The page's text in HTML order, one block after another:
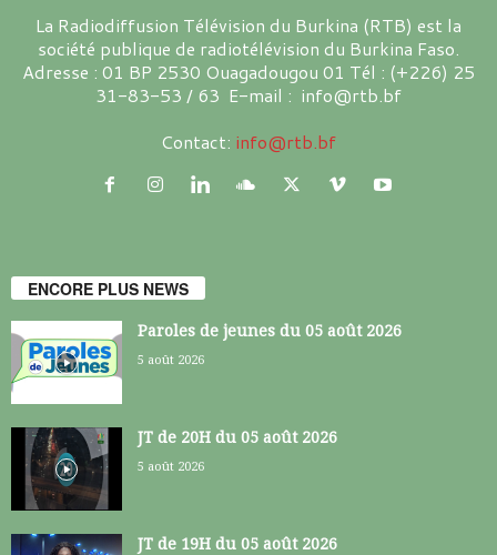
La Radiodiffusion Télévision du Burkina (RTB) est la
société publique de radiotélévision du Burkina Faso.
Adresse : 01 BP 2530 Ouagadougou 01 Tél : (+226) 25
31-83-53 / 63 E-mail : info@rtb.bf
Contact: info@rtb.bf
ENCORE PLUS NEWS
Paroles de jeunes du 05 août 2026
5 août 2026
JT de 20H du 05 août 2026
5 août 2026
JT de 19H du 05 août 2026